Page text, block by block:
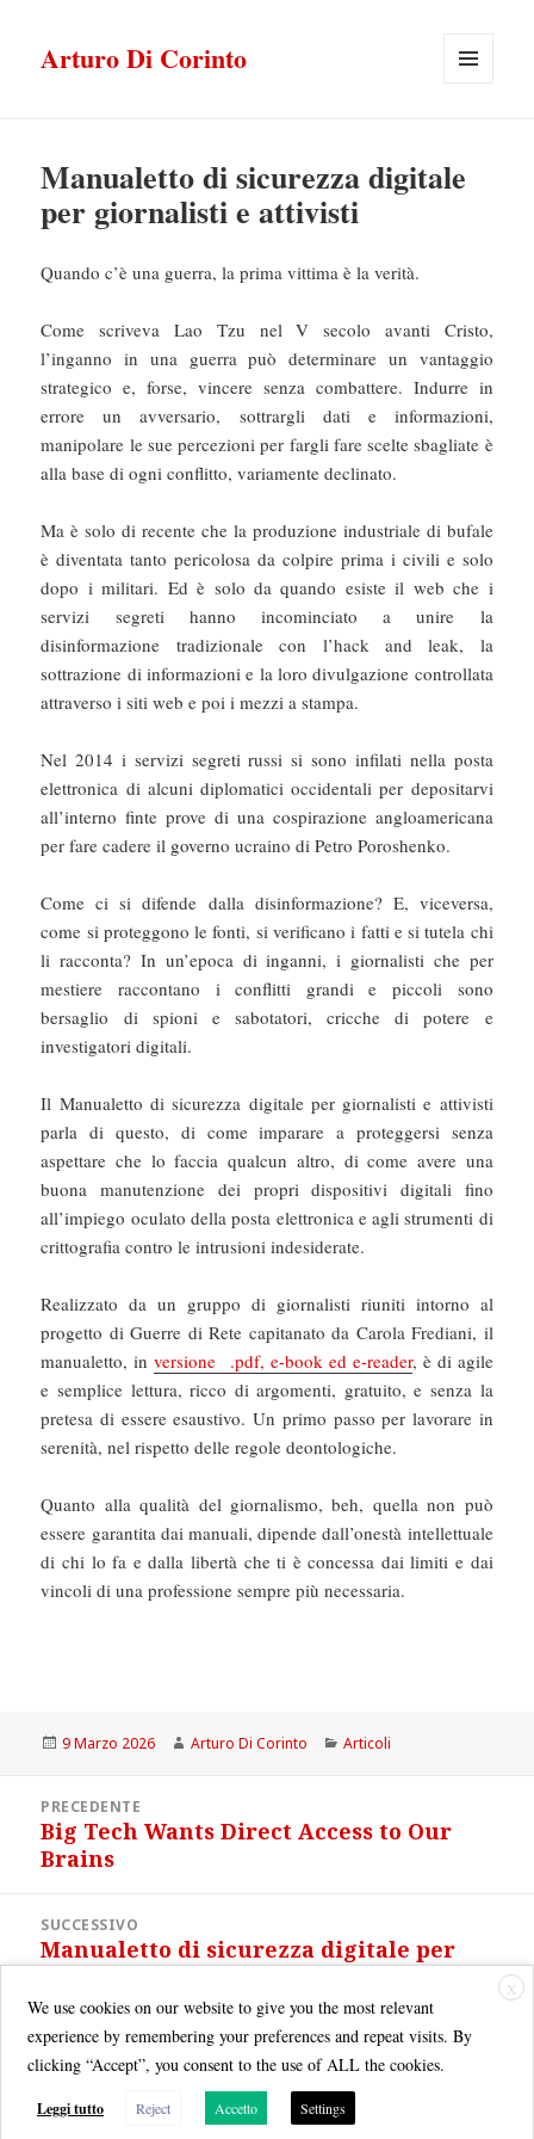
Arturo Di Corinto
Manualetto di sicurezza digitale
per giornalisti e attivisti
Quando c’è una guerra, la prima vittima è la verità.
Come scriveva Lao Tzu nel V secolo avanti Cristo,
l’inganno in una guerra può determinare un vantaggio
strategico e, forse, vincere senza combattere. Indurre in
errore un avversario, sottrargli dati e informazioni,
manipolare le sue percezioni per fargli fare scelte sbagliate è
alla base di ogni conflitto, variamente declinato.
Ma è solo di recente che la produzione industriale di bufale
è diventata tanto pericolosa da colpire prima i civili e solo
dopo i militari. Ed è solo da quando esiste il web che i
servizi segreti hanno incominciato a unire la
disinformazione tradizionale con l’hack and leak, la
sottrazione di informazioni e la loro divulgazione controllata
attraverso i siti web e poi i mezzi a stampa.
Nel 2014 i servizi segreti russi si sono infilati nella posta
elettronica di alcuni diplomatici occidentali per depositarvi
all’interno finte prove di una cospirazione angloamericana
per fare cadere il governo ucraino di Petro Poroshenko.
Come ci si difende dalla disinformazione? E, viceversa,
come si proteggono le fonti, si verificano i fatti e si tutela chi
li racconta? In un’epoca di inganni, i giornalisti che per
mestiere raccontano i conflitti grandi e piccoli sono
bersaglio di spioni e sabotatori, cricche di potere e
investigatori digitali.
Il Manualetto di sicurezza digitale per giornalisti e attivisti
parla di questo, di come imparare a proteggersi senza
aspettare che lo faccia qualcun altro, di come avere una
buona manutenzione dei propri dispositivi digitali fino
all’impiego oculato della posta elettronica e agli strumenti di
crittografia contro le intrusioni indesiderate.
Realizzato da un gruppo di giornalisti riuniti intorno al
progetto di Guerre di Rete capitanato da Carola Frediani, il
manualetto, inversione .pdf, e-book ed e-reader, è di agile
e semplice lettura, ricco di argomenti, gratuito, e senza la
pretesa di essere esaustivo. Un primo passo per lavorare in
serenità, nel rispetto delle regole deontologiche.
Quanto alla qualità del giornalismo, beh, quella non può
essere garantita dai manuali, dipende dall’onestà intellettuale
di chi lo fa e dalla libertà che ti è concessa dai limiti e dai
vincoli di una professione sempre più necessaria.
Scritto
9 Marzo 2026 Autore
Arturo Di Corinto Categorie
Articoli
articoliPRECEDENTE
Articolo
precedente:
Big Tech Wants Direct Access to Our
Brains
SUCCESSIVO
Articolo
Manualetto di sicurezza digitale per
X
We use cookies on our website to give you the most relevant
experience by remembering your preferences and repeat visits. By
clicking “Accept”, you consent to the use of ALL the cookies.
Leggi tutto Reject Accetto Settings